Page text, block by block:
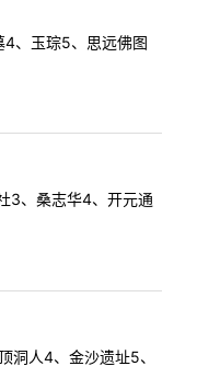
、玉琮5、思远佛图
3、桑志华4、开元通
人4、金沙遗址5、